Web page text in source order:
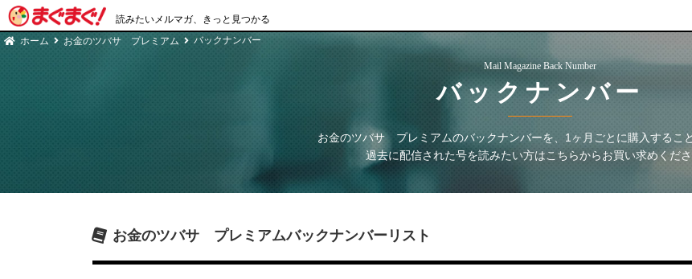
読みたいメルマガ、きっと見つかる
ホーム お金のツバサ プレミアム バックナンバー
Mail Magazine Back Number
バックナンバー
お金のツバサ プレミアムのバックナンバーを、1ヶ月ごとに購入するこ
過去に配信された号を読みたい方はこちらからお買い求めくださ
お金のツバサ プレミアムバックナンバーリスト